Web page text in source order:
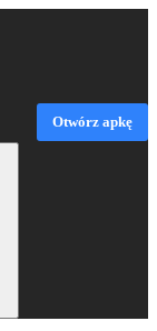
Otwórz apkę